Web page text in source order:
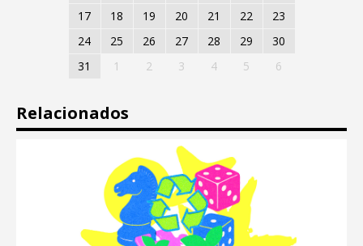
17
18 19 20 21 22
23
24
25 26 27 28 29
30
31
1 2 3 4 5 6
Relacionados